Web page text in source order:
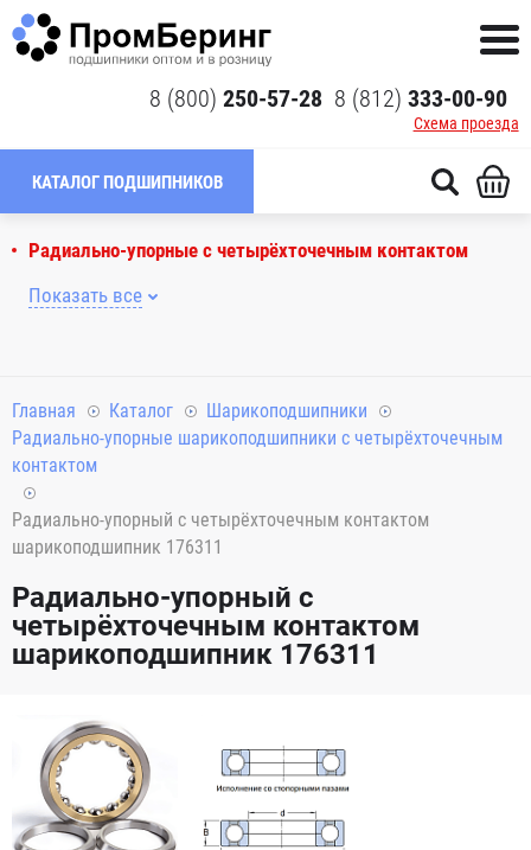
8 (800) 250-57-28 8 (812) 333-00-90
Схема проезда
КАТАЛОГ ПОДШИПНИКОВ
Радиально-упорные с четырёхточечным контактом
Показать все
Главная Каталог
Шарикоподшипники
Радиально-упорные шарикоподшипники с четырёхточечным
контактом
Радиально-упорный с четырёхточечным контактом
шарикоподшипник 176311
Радиально-упорный с
четырёхточечным контактом
шарикоподшипник 176311